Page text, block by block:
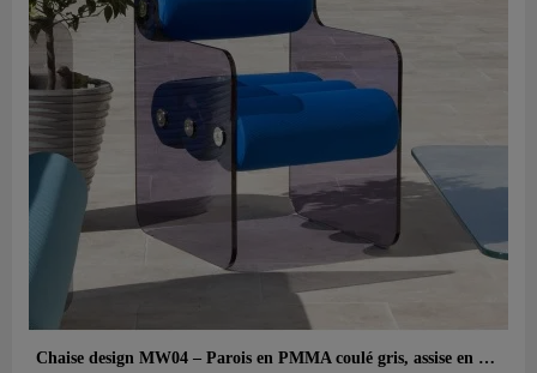
Aperçu rapide Chaise design MW04 – Parois en PMMA coulé gris, assise en mousse alvéolaire